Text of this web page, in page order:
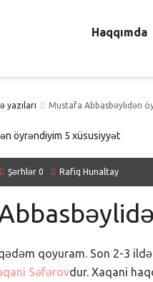
Haqqımda
yazıları Mustafa Abbasbəylidən
Şərhlər 0 Rafiq Hunaltay
qoyuram. Son 2-3
Səfərovdur. Xaqani